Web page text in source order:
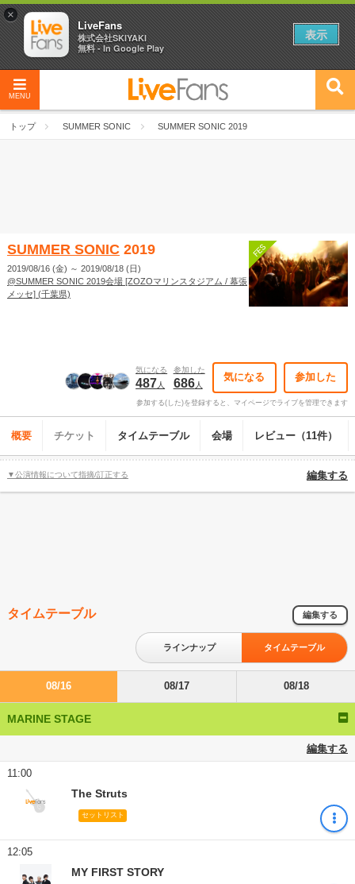
MENU
トップ SUMMER SONIC SUMMER SONIC 2019
SUMMER SONIC 2019
2019/08/16 (金) ～ 2019/08/18 (日)
@SUMMER SONIC 2019会場 [ZOZOマリンスタジアム / 幕張
メッセ] (千葉県)
気になる
487人
参加した
686人
気になる 参加した
参加する(した)を登録すると、マイページでライブを管理できます
概要 チケット タイムテーブル 会場 レビュー（11件）
▼公演情報について指摘/訂正する 編集する
タイムテーブル 編集する
ラインナップ タイムテーブル
08/16 08/17 08/18
MARINE STAGE
編集する
11:00
The Struts
セットリスト
12:05
MY FIRST STORY
×
LiveFans
株式会社SKIYAKI
無料 - In Google Play
表示